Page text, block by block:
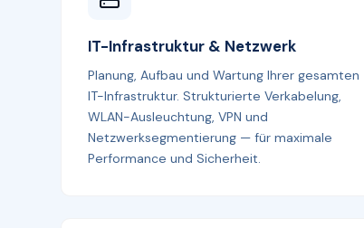
IT-Infrastruktur & Netzwerk
Planung, Aufbau und Wartung Ihrer gesamten
IT-Infrastruktur. Strukturierte Verkabelung,
WLAN-Ausleuchtung, VPN und
Netzwerksegmentierung — für maximale
Performance und Sicherheit.